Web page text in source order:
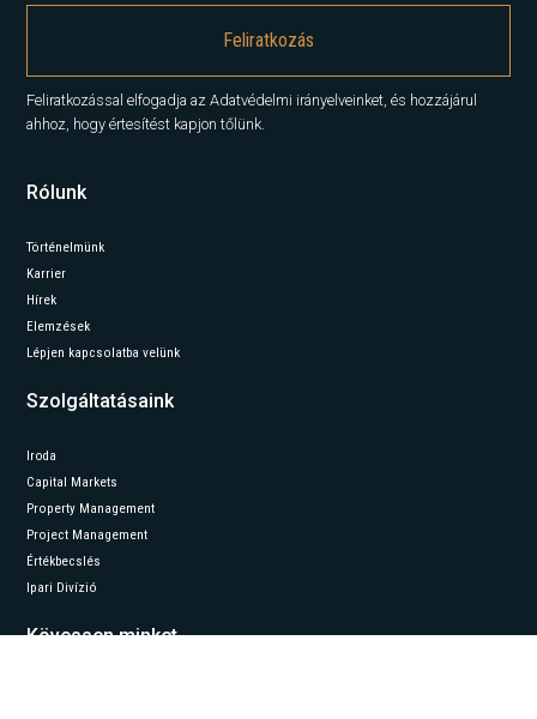
Feliratkozással elfogadja az Adatvédelmi irányelveinket, és hozzájárul
ahhoz, hogy értesítést kapjon tőlünk.
Rólunk
Történelmünk
Karrier
Hírek
Elemzések
Lépjen kapcsolatba velünk
Szolgáltatásaink
Iroda
Capital Markets
Property Management
Project Management
Értékbecslés
Ipari Divízió
Kövessen minket